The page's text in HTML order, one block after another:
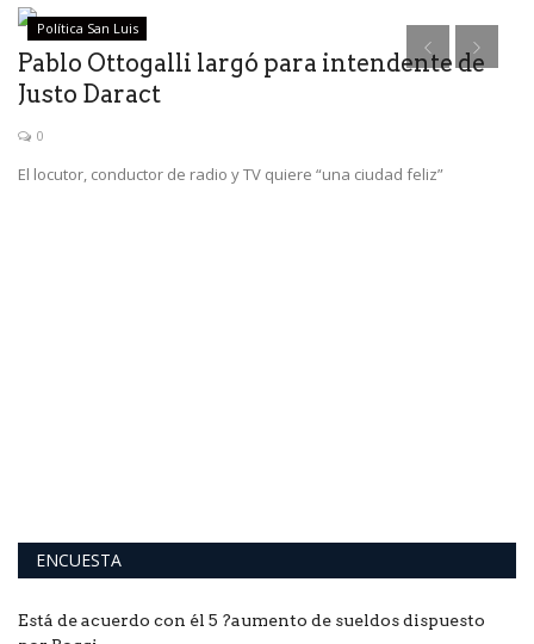
Política San Luis
Pablo Ottogalli largó para intendente de
Justo Daract
0
El locutor, conductor de radio y TV quiere “una ciudad feliz”
ENCUESTA
Está de acuerdo con él 5 ?aumento de sueldos dispuesto